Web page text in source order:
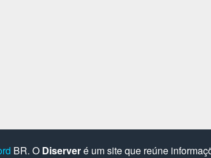
BR. O Diserveré um site que reúne